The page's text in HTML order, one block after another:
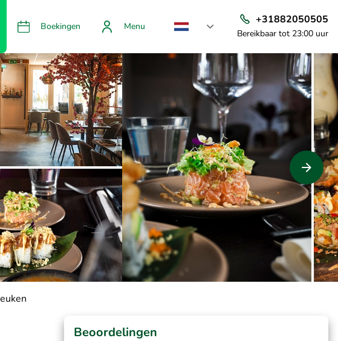
Boekingen Menu
+31882050505
Bereikbaar tot 23:00 uur
Beoordelingen